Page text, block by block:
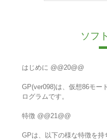
ソフ
はじめに @@20@@
GP(ver098)は、仮想86モー
ログラムです。
特徴 @@21@@
GPは、以下の様な特徴を持